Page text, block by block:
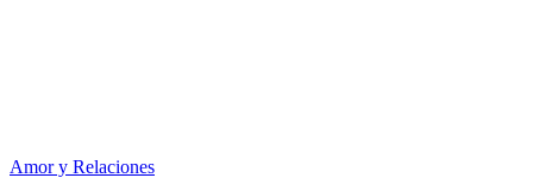
Amor y Relaciones